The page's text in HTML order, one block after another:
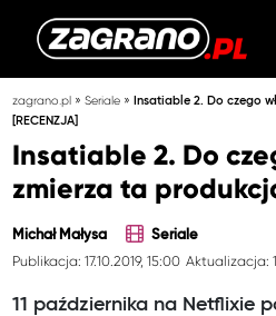
zagrano.pl »Seriale » Insatiable 2. Do czego
[RECENZJA]
Insatiable 2. Do
zmierza ta
Michał Małysa Seriale
Publikacja: 17.10.2019, 15:00 Aktualizacja:
11 października na Netflixie